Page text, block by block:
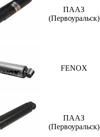
ПААЗ
(Первоуральск)
FENOX
ПААЗ
(Первоуральск)